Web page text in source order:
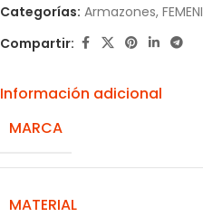
Categorías: Armazones,
Compartir:
Información adicional
MARCA
MATERIAL